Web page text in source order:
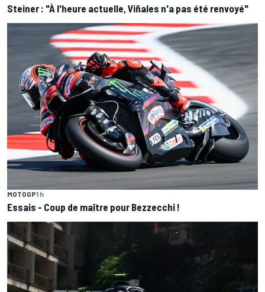
Steiner : "À l'heure actuelle, Viñales n'a pas été renvoyé"
MOTOGP1 h
Essais - Coup de maître pour Bezzecchi !